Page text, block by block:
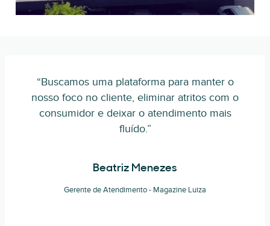
“Buscamos uma plataforma para manter o
nosso foco no cliente, eliminar atritos com o
consumidor e deixar o atendimento mais
fluído.”
Beatriz Menezes
Gerente de Atendimento - Magazine Luiza